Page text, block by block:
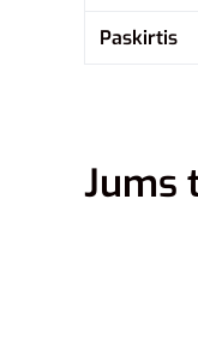
Paskirtis
Jums